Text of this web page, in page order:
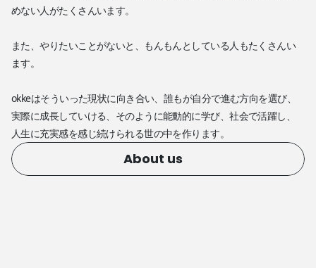
めない人がたくさんいます。
また、やりたいことがないと、もんもんとしている人もたくさんい
ます。
okkeはそういった現状に向き合い、誰もが自分で進む方向を選び、
実際に成長していける、そのように能動的に学び、社会で活躍し、
人生に充実感を感じ続けられる世の中を作ります。
About us